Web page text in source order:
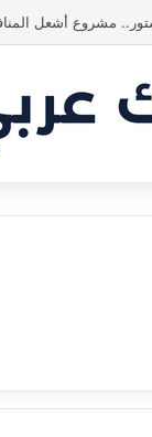
مشروع أشعل